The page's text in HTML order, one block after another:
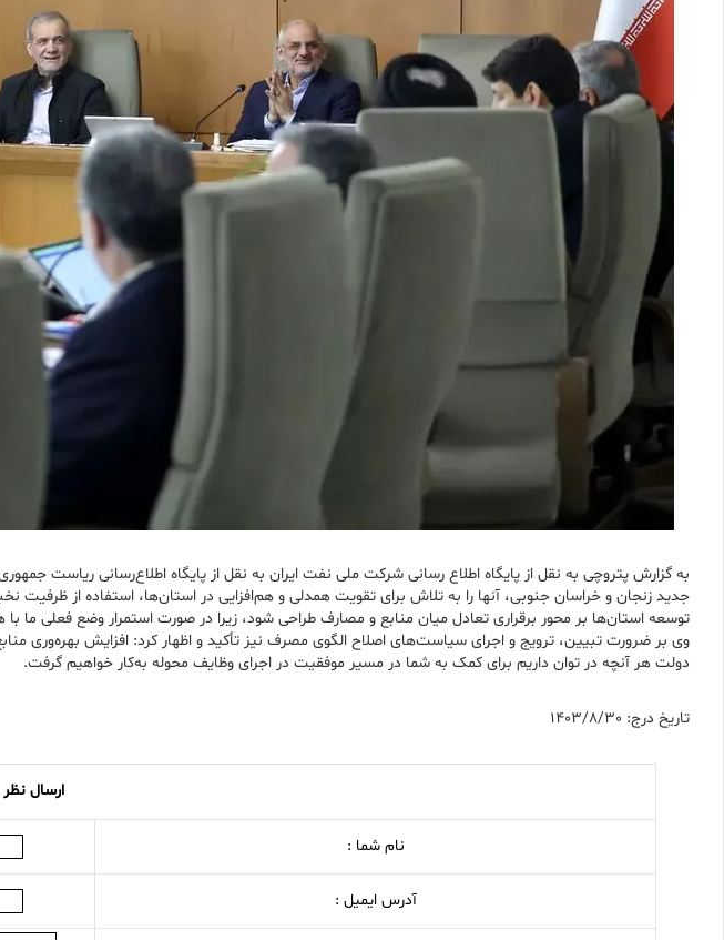
جدید زنجان و خراسان‌ جنوبی، آنها را به تلاش برای تقویت همدلی و هم‌افزایی در استان‌ها، استفاده از
توسعه استان‌ها بر محور برقراری تعادل میان منابع و مصارف طراحی شود، زیرا در صورت استمرار وضع فعلی
وی بر ضرورت تبیین، ترویج و اجرای سیاست‌های اصلاح الگوی مصرف نیز تأکید و اظهار کرد: افزایش بهره‌وری
دولت هر آنچه در توان داریم برای کمک به شما در مسیر موفقیت در اجرای وظایف محوله به‌کار خواهیم گرفت.
تاریخ درج: 1403/8/30
ارسال نظر
نام شما :
آدرس ایمیل :